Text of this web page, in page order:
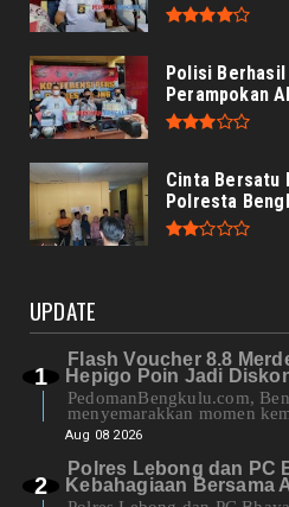
Polisi Berhasil
Perampokan
Cinta Bersatu
Polresta
UPDATE
Flash Voucher 8.8
Hepigo Poin Jadi
PedomanBengkulu.com,
menyemarakkan momen
Aug 08 2026
Polres Lebong dan PC
Kebahagiaan Bersama